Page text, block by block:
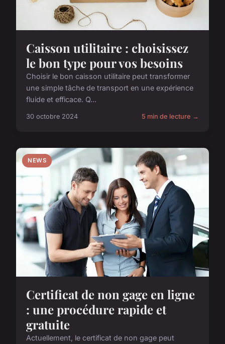
Caisson utilitaire : choisissez
le bon type pour vos besoins
Choisir le bon caisson utilitaire peut transformer
une simple tâche de transport en une expérience
fluide et efficace. Q...
30 octobre 2024 5 min de lecture →
NEWS
Certificat de non gage en ligne
: une procédure rapide et
gratuite
Actuellement, le certificat de non gage peut